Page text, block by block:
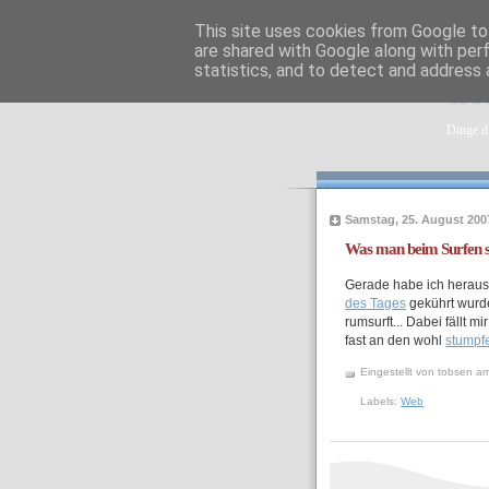
Dinge
Samstag, 25. August
Was man beim Surfen
Gerade habe ich
des Tages gekührt
rumsurft... Dabei fällt
fast an den wohl
Eingestellt vontobsen
Labels:Web
This site uses cookies from Google
are shared with Google along with
statistics, and to detect and address